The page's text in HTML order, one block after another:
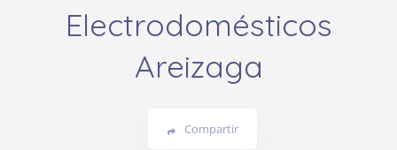
Electrodomésticos
Areizaga
Compartir